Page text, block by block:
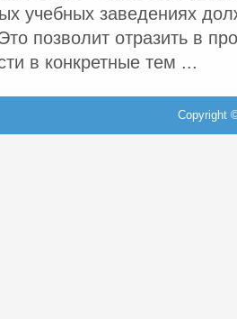
учебных заведениях
позволит отразить в
в конкретные тем ...
Copyright